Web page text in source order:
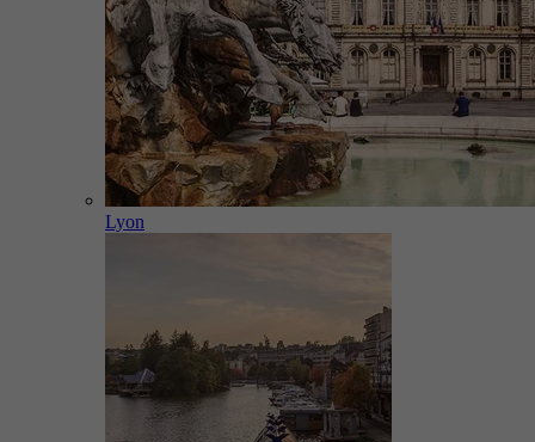
Lyon